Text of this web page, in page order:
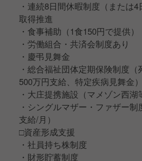
・連続8日間休暇制度（また
取得推進
・食事補助（1食150円で提供）
・労働組合・共済会制度あり
・慶弔見舞金
・総合福祉団体定期保険制度
500万円支給、特定疾病見舞金）
・大庄提携施設（マメゾン⻄湖
・シングルマザー・ファザー制
支給/月）
□資産形成支援
・社員持ち株制度
・財形貯蓄制度